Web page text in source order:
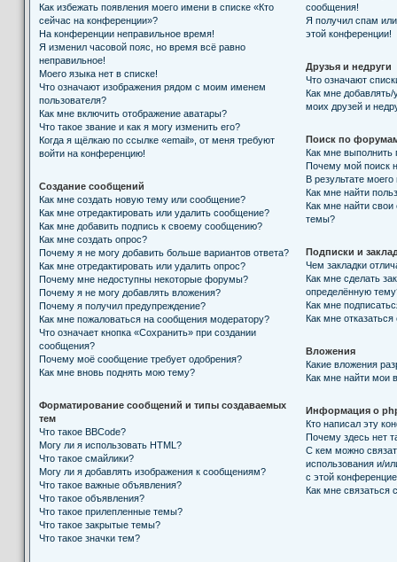
Как избежать появления моего имени в списке «Кто
сейчас на конференции»?
На конференции неправильное время!
Я изменил часовой пояс, но время всё равно
неправильное!
Моего языка нет в списке!
Что означают изображения рядом с моим именем
пользователя?
Как мне включить отображение аватары?
Что такое звание и как я могу изменить его?
Когда я щёлкаю по ссылке «email», от меня требуют
войти на конференцию!
Создание сообщений
Как мне создать новую тему или сообщение?
Как мне отредактировать или удалить сообщение?
Как мне добавить подпись к своему сообщению?
Как мне создать опрос?
Почему я не могу добавить больше вариантов ответа?
Как мне отредактировать или удалить опрос?
Почему мне недоступны некоторые форумы?
Почему я не могу добавлять вложения?
Почему я получил предупреждение?
Как мне пожаловаться на сообщения модератору?
Что означает кнопка «Сохранить» при создании
сообщения?
Почему моё сообщение требует одобрения?
Как мне вновь поднять мою тему?
Форматирование сообщений и типы создаваемых
тем
Что такое BBCode?
Могу ли я использовать HTML?
Что такое смайлики?
Могу ли я добавлять изображения к сообщениям?
Что такое важные объявления?
Что такое объявления?
Что такое прилепленные темы?
Что такое закрытые темы?
Что такое значки тем?
сообщения!
Я получил спам или
этой конференции!
Друзья и недруги
Что означают
Как мне добавлять/
моих друзей и
Поиск по
Как мне
Почему мой поиск
В результате
Как мне найти
Как мне найти
темы?
Подписки и
Чем закладки
Как мне сделать
определённую
Как мне
Как мне отказаться
Вложения
Какие вложения
Как мне найти мои
Информация о
Кто написал эту
Почему здесь нет
С кем можно
использования и/
с этой
Как мне связаться